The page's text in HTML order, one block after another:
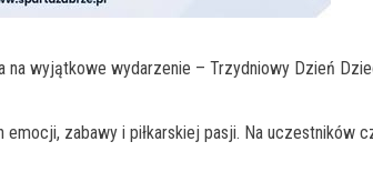
na wyjątkowe wydarzenie – Trzydniowy Dzień
zabawy i piłkarskiej pasji. Na uczestników